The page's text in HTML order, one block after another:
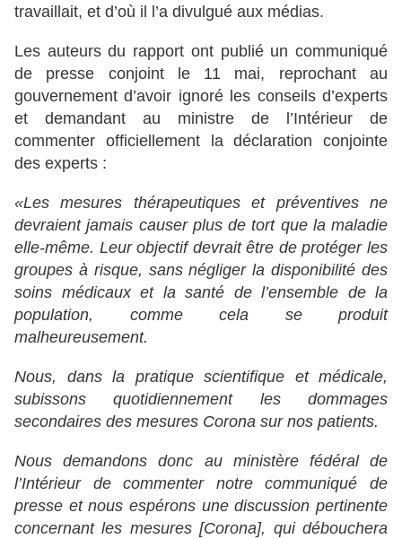
travaillait, et d’où il l’a divulgué aux médias.
Les auteurs du rapport ont publié un communiqué
de presse conjoint le 11 mai, reprochant au
gouvernement d’avoir ignoré les conseils d’experts
et demandant au ministre de l’Intérieur de
commenter officiellement la déclaration conjointe
des experts :
«Les mesures thérapeutiques et préventives ne
devraient jamais causer plus de tort que la maladie
elle-même. Leur objectif devrait être de protéger les
groupes à risque, sans négliger la disponibilité des
soins médicaux et la santé de l’ensemble de la
population, comme cela se produit
malheureusement.
Nous, dans la pratique scientifique et médicale,
subissons quotidiennement les dommages
secondaires des mesures Corona sur nos patients.
Nous demandons donc au ministère fédéral de
l’Intérieur de commenter notre communiqué de
presse et nous espérons une discussion pertinente
concernant les mesures [Corona], qui débouchera